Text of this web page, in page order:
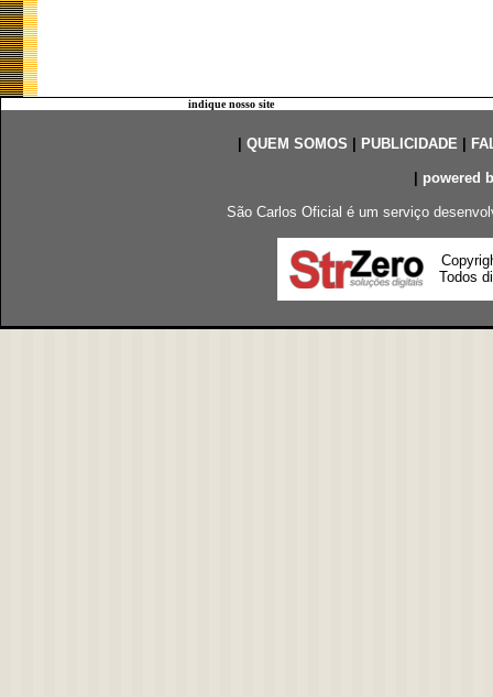
indique nosso site
QUEM SOMOS PUBLICIDADE|
powered
São Carlos Oficial é um serviço
Todos